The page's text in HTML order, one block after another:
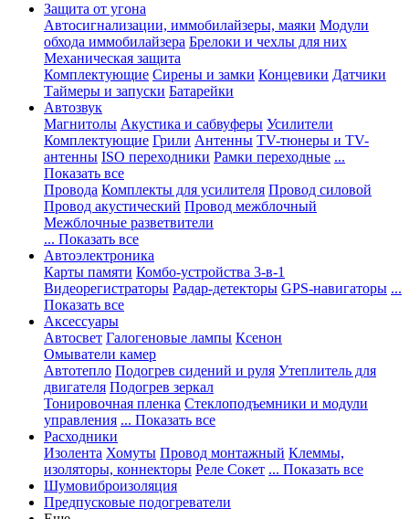
Защита от угона
Автосигнализации, иммобилайзеры, маяки Модули
обхода иммобилайзера Брелоки и чехлы для них
Механическая защита
Комплектующие Сирены и замки Концевики Датчики
Таймеры и запуски Батарейки
Автозвук
Магнитолы Акустика и сабвуферы Усилители
Комплектующие Грили Антенны TV-тюнеры и TV-
антенны ISO переходники Рамки переходные ...
Показать все
Провода Комплекты для усилителя Провод силовой
Провод акустический Провод межблочный
Межблочные разветвители
... Показать все
Автоэлектроника
Карты памяти Комбо-устройства 3-в-1
Видеорегистраторы Радар-детекторы GPS-навигаторы ...
Показать все
Аксессуары
Автосвет Галогеновые лампы Ксенон
Омыватели камер
Автотепло Подогрев сидений и руля Утеплитель для
двигателя Подогрев зеркал
Тонировочная пленка Стеклоподъемники и модули
управления ... Показать все
Расходники
Изолента Хомуты Провод монтажный Клеммы,
изоляторы, коннекторы Реле Сокет ... Показать все
Шумовиброизоляция
Предпусковые подогреватели